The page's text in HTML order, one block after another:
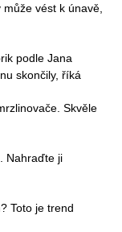
vést k únavě,
podle Jana
skončily, říká
Skvěle
Nahraďte ji
Toto je trend